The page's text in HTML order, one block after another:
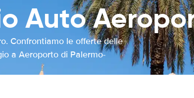
Auto
Confrontiamo le offerte delle
a Aeroporto di Palermo-